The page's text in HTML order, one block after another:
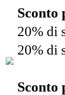
Sconto
20% di
20% di
Sconto